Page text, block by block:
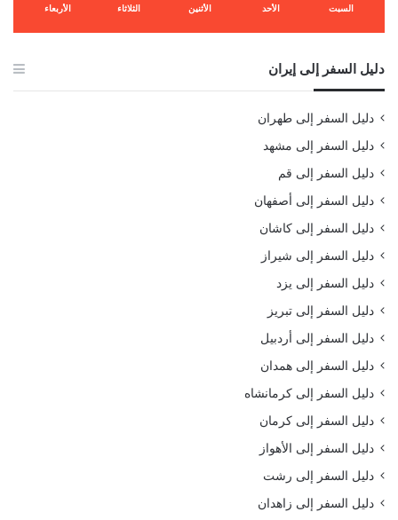
السبت الأحد الأثنين الثلاثاء الأربعاء
دليل السفر إلى إيران
دليل السفر إلى طهران
دليل السفر إلى مشهد
دليل السفر إلى قم
دليل السفر إلى أصفهان
دليل السفر إلى كاشان
دليل السفر إلى شيراز
دليل السفر إلى يزد
دليل السفر إلى تبريز
دليل السفر إلى أردبيل
دليل السفر إلى همدان
دليل السفر إلى كرمانشاه
دليل السفر إلى كرمان
دليل السفر إلى الأهواز
دليل السفر إلى رشت
دليل السفر إلى زاهدان